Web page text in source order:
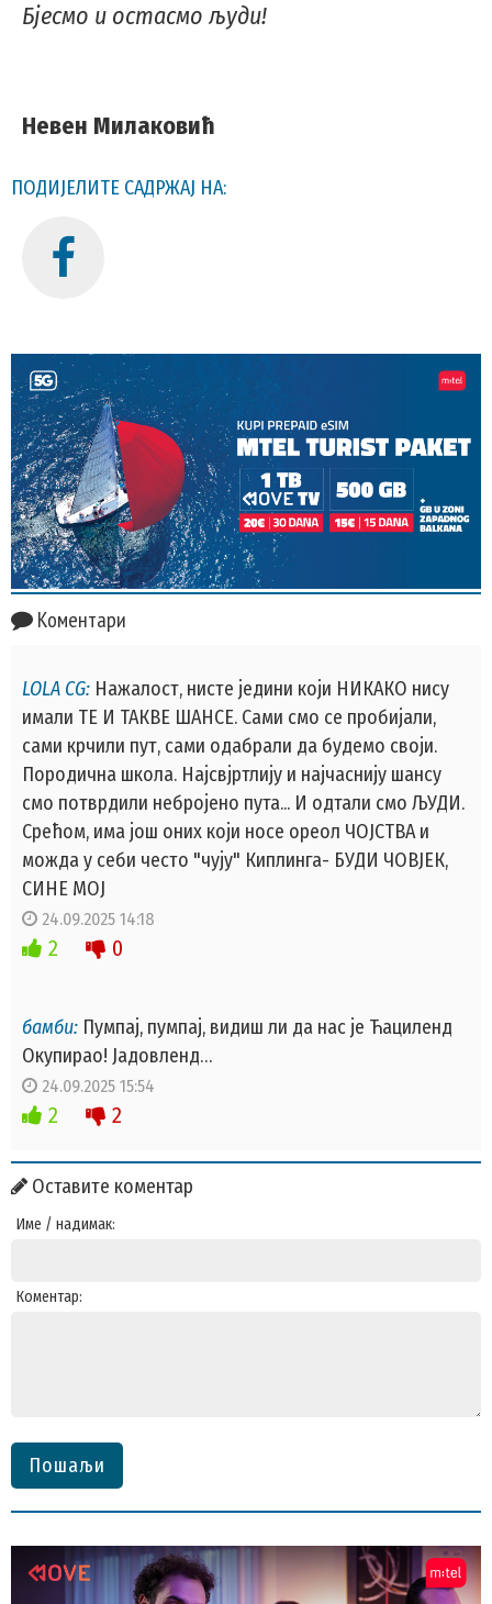
Бјесмо и остасмо људи!
Невен Милаковић
ПОДИЈЕЛИТЕ САДРЖАЈ НА:
Коментари
LOLA CG: Нажалост, нисте једини који НИКАКО нису
имали ТЕ И ТАКВЕ ШАНСЕ. Сами смо се пробијали,
сами крчили пут, сами одабрали да будемо своји.
Породична школа. Најсвјртлију и најчаснију шансу
смо потврдили небројено пута... И одтали смо ЉУДИ.
Срећом, има још оних који носе ореол ЧОЈСТВА и
можда у себи често "чују" Киплинга- БУДИ ЧОВЈЕК,
СИНЕ МОЈ
24.09.2025 14:18
2 0
бамби: Пумпај, пумпај, видиш ли да нас је Ћациленд
Окупирао! Јадовленд…
24.09.2025 15:54
2 2
Оставите коментар
Име / надимак:
Коментар:
Пошаљи